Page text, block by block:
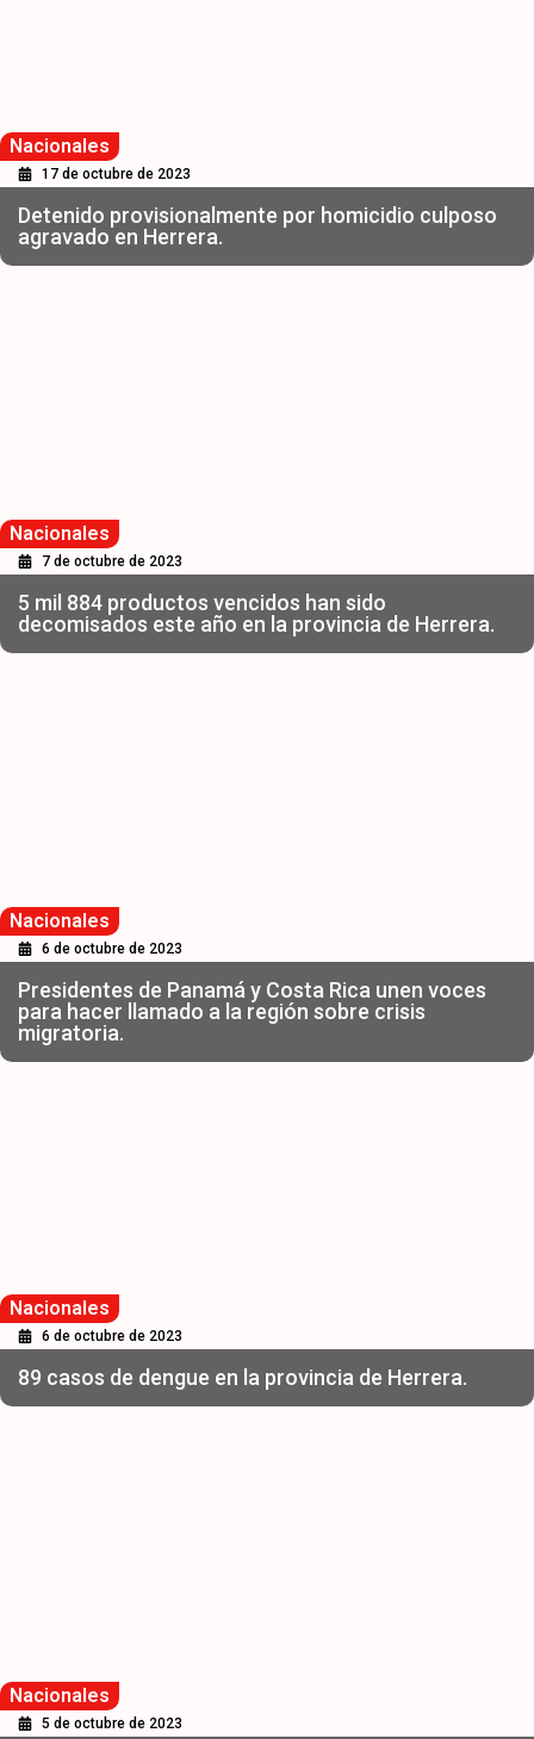
Nacionales
17 de octubre de 2023
Detenido provisionalmente por homicidio culposo
agravado en Herrera.
Nacionales
7 de octubre de 2023
5 mil 884 productos vencidos han sido
decomisados este año en la provincia de Herrera.
Nacionales
6 de octubre de 2023
Presidentes de Panamá y Costa Rica unen voces
para hacer llamado a la región sobre crisis
migratoria.
Nacionales
6 de octubre de 2023
89 casos de dengue en la provincia de Herrera.
Nacionales
5 de octubre de 2023